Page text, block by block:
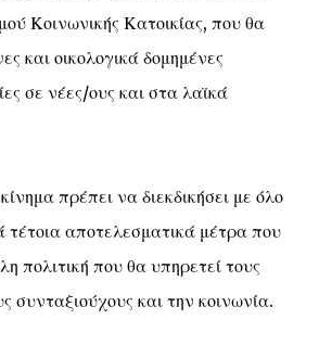
Κοινωνικής Κατοικίας, που θα
και οικολογικά δομημένες
σε νέες/ους και στα λαϊκά
πρέπει να διεκδικήσει με όλο
τέτοια αποτελεσματικά μέτρα που
πολιτική που θα υπηρετεί τους
συνταξιούχους και την κοινωνία.